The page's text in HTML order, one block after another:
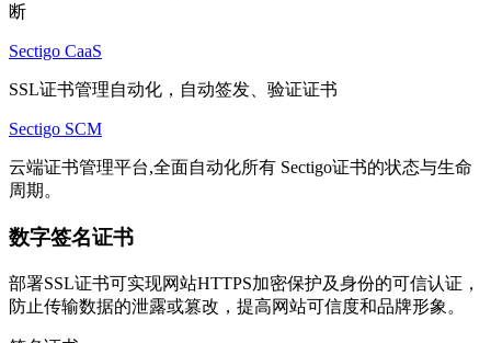
断
Sectigo CaaS
SSL证书管理自动化，自动签发、验证证书
Sectigo SCM
云端证书管理平台,全面自动化所有 Sectigo证书的状态与生命
周期。
数字签名证书
部署SSL证书可实现网站HTTPS加密保护及身份的可信认证，
防止传输数据的泄露或篡改，提高网站可信度和品牌形象。